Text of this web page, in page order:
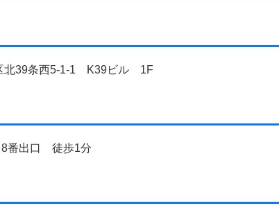
北39条西5-1-1 K39ビル 1F
番出口 徒歩1分